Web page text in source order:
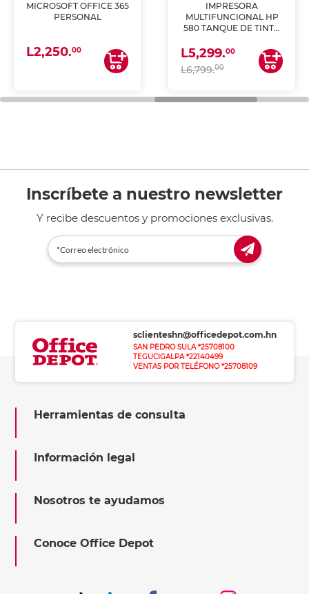
MICROSOFT OFFICE 365
PERSONAL
L2,250.00
IMPRESORA
MULTIFUNCIONAL HP
580 TANQUE DE TINTA
ESCANEA)
L5,299.00
L6,799.00
Inscríbete a nuestro newsletter
Y recibe descuentos y promociones exclusivas.
sclienteshn@officedepot.com.hn
SAN PEDRO SULA *25708100
TEGUCIGALPA *22140499
VENTAS POR TELÉFONO *25708109
Herramientas de consulta
Información legal
Nosotros te ayudamos
Conoce Office Depot